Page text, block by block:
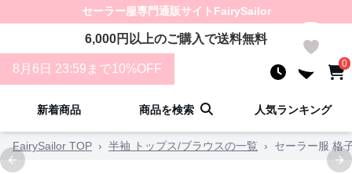
セーラー服専門通販サイト FairySailor
6,000円以上のご購入で送料無料
0
新着商品 商品を検索 人気ランキング
FairySailor TOP › 半袖 トップス/ブラウスの一覧 ›
セーラー服 格
Previous slide
8 月 6 日 23:59まで10%OFF